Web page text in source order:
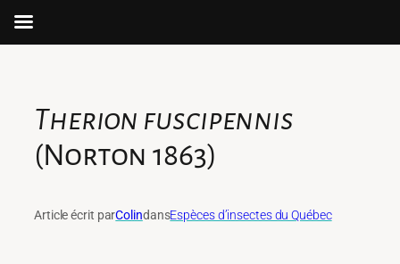
Therion fuscipennis
(Norton 1863)
Article écrit parColindansEspèces d’insectes du Québec